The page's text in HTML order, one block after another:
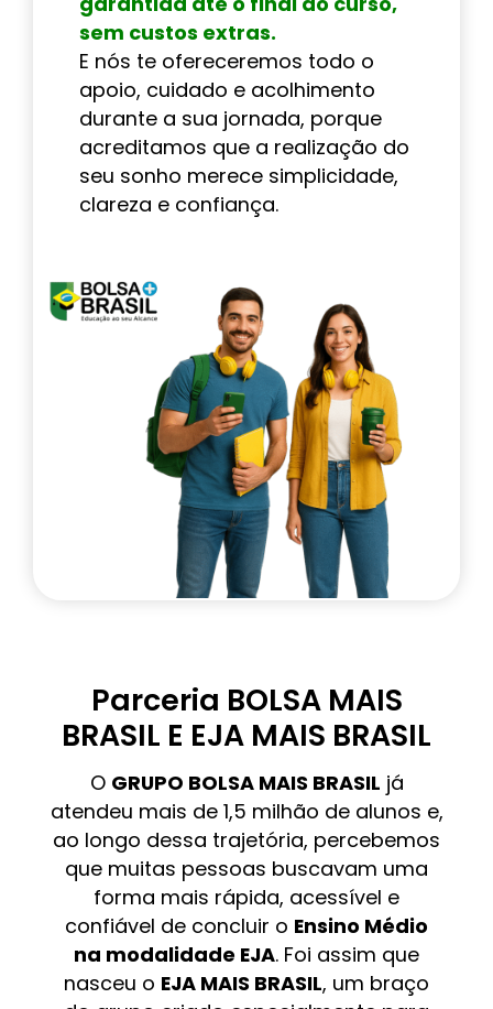
sem custos extras.
E nós te ofereceremos todo o
apoio, cuidado e acolhimento
durante a sua jornada, porque
acreditamos que a realização do
seu sonho merece simplicidade,
clareza e confiança.
Parceria BOLSA MAIS
BRASIL E EJA MAIS BRASIL
O GRUPO BOLSA MAIS BRASIL já
atendeu mais de 1,5 milhão de alunos e,
ao longo dessa trajetória, percebemos
que muitas pessoas buscavam uma
forma mais rápida, acessível e
confiável de concluir o Ensino Médio
na modalidade EJA. Foi assim que
nasceu o EJA MAIS BRASIL, um braço